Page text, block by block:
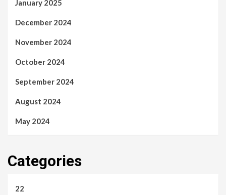
January 2025
December 2024
November 2024
October 2024
September 2024
August 2024
May 2024
Categories
22